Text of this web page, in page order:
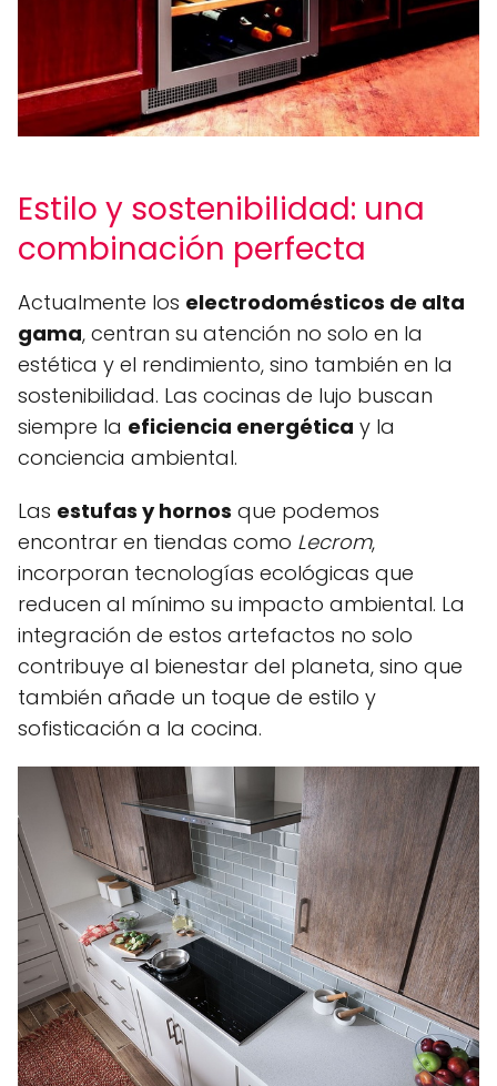
Estilo y sostenibilidad: una
combinación perfecta
Actualmente los electrodomésticos de alta
gama, centran su atención no solo en la
estética y el rendimiento, sino también en la
sostenibilidad. Las cocinas de lujo buscan
siempre la eficiencia energética y la
conciencia ambiental.
Las estufas y hornos que podemos
encontrar en tiendas como Lecrom,
incorporan tecnologías ecológicas que
reducen al mínimo su impacto ambiental. La
integración de estos artefactos no solo
contribuye al bienestar del planeta, sino que
también añade un toque de estilo y
sofisticación a la cocina.